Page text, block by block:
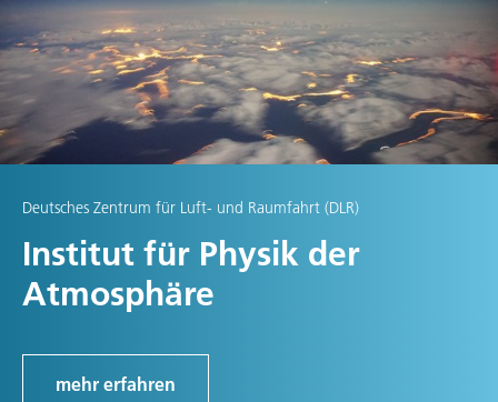
Deutsches Zentrum für Luft- und Raumfahrt (DLR)
Institut für Physik der
Atmosphäre
mehr erfahren